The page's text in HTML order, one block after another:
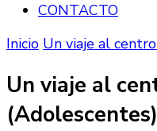
CONTACTO
Inicio Un viaje al
Un viaje al
(Adolescentes)